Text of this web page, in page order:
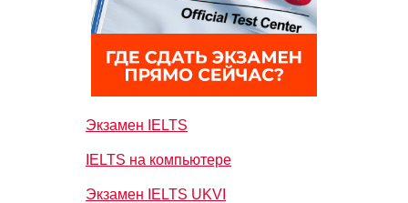
Экзамен IELTS
IELTS на компьютере
Экзамен IELTS UKVI